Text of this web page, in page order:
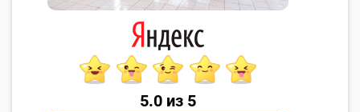
5.0 из 5